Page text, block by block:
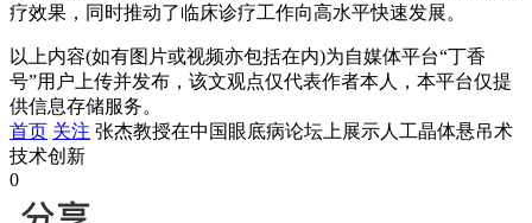
疗效果，同时推动了临床诊疗工作向高水平快速发展。
以上内容(如有图片或视频亦包括在内)为自媒体平台“丁香
号”用户上传并发布，该文观点仅代表作者本人，本平台仅提
供信息存储服务。
首页 关注 张杰教授在中国眼底病论坛上展示人工晶体悬吊术
技术创新
0